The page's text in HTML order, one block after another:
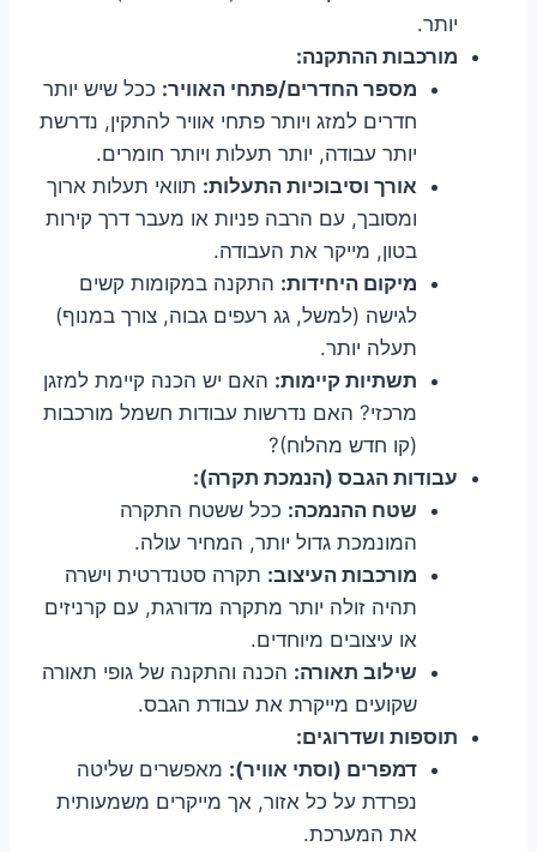
יותר.
מורכבות ההתקנה:
מספר החדרים/פתחי האוויר: ככל שיש יותר
חדרים למזג ויותר פתחי אוויר להתקין, נדרשת
יותר עבודה, יותר תעלות ויותר חומרים.
אורך וסיבוכיות התעלות: תוואי תעלות ארוך
ומסובך, עם הרבה פניות או מעבר דרך קירות
בטון, מייקר את העבודה.
מיקום היחידות: התקנה במקומות קשים
לגישה (למשל, גג רעפים גבוה, צורך במנוף)
תעלה יותר.
תשתיות קיימות: האם יש הכנה קיימת למזגן
מרכזי? האם נדרשות עבודות חשמל מורכבות
(קו חדש מהלוח)?
עבודות הגבס (הנמכת תקרה):
שטח ההנמכה: ככל ששטח התקרה
המונמכת גדול יותר, המחיר עולה.
מורכבות העיצוב: תקרה סטנדרטית וישרה
תהיה זולה יותר מתקרה מדורגת, עם קרניזים
או עיצובים מיוחדים.
שילוב תאורה: הכנה והתקנה של גופי תאורה
שקועים מייקרת את עבודת הגבס.
תוספות ושדרוגים:
דמפרים (וסתי אוויר): מאפשרים שליטה
נפרדת על כל אזור, אך מייקרים משמעותית
את המערכת.